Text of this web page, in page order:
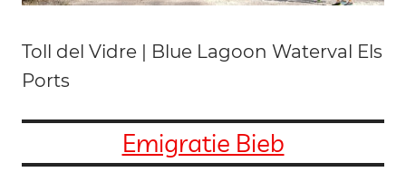
Toll del Vidre | Blue Lagoon Waterval Els
Ports
Emigratie Bieb